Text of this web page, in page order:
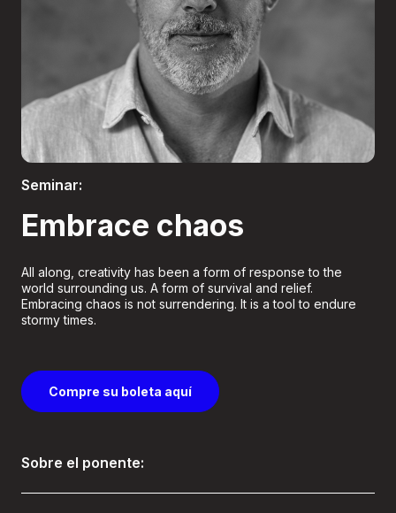
Boletería
Seminar:
Embrace chaos
All along, creativity has been a form of response to the
world surrounding us. A form of survival and relief.
Embracing chaos is not surrendering. It is a tool to endure
stormy times.
Compre su boleta aquí
Sobre el ponente: